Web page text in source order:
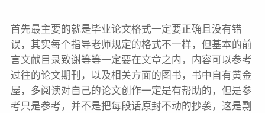
首先最主要的就是毕业论文格式一定要正确且没有错
误，其实每个指导老师规定的格式不一样，但基本的前
言文献目录致谢等等一定要在文章之内，内容可以参考
过往的论文期刊，以及相关方面的图书，书中自有黄金
屋，多阅读对自己的论文创作一定是有帮助的，但是参
考只是参考，并不是把每段话原封不动的抄袭，这是剽